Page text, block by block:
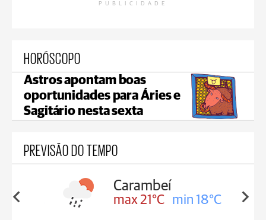
PUBLICIDADE
HORÓSCOPO
Astros apontam boas
oportunidades para Áries e
Sagitário nesta sexta
PREVISÃO DO TEMPO
18°C
Carambeí
max 21°C min 18°C